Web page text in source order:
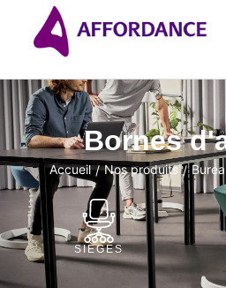
Bornes
Accueil / Nos produits /
SIÈGES